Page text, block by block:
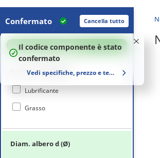
Confermato Cancella tutto
100%
Il codice componente è stato
confermato
Vedi specifiche, prezzo e tempi di consegna
A tenuta di liquidi
Lubrificante
Grasso
Diam. albero d (Ø)